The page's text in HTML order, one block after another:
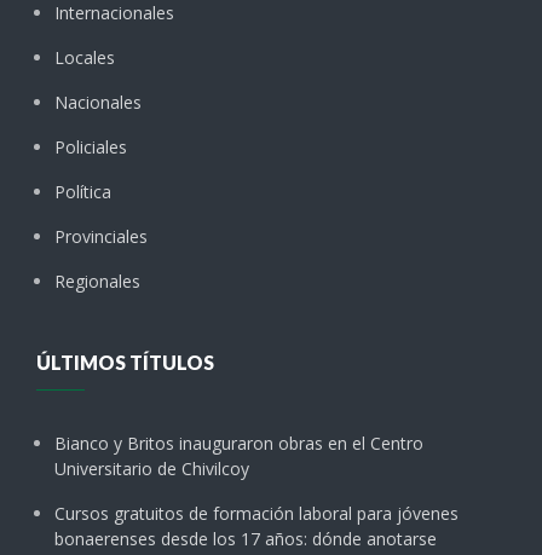
Internacionales
Locales
Nacionales
Policiales
Política
Provinciales
Regionales
ÚLTIMOS TÍTULOS
Bianco y Britos inauguraron obras en el Centro
Universitario de Chivilcoy
Cursos gratuitos de formación laboral para jóvenes
bonaerenses desde los 17 años: dónde anotarse